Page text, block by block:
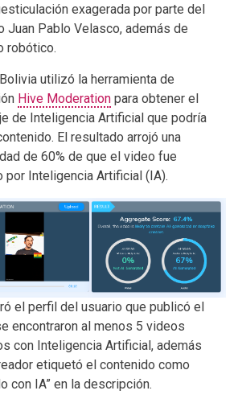
exagerada por parte del
Juan Pablo Velasco, además de
robótico.
utilizó la herramienta de
Hive Moderation para obtener el
de Inteligencia Artificial que podría
El resultado arrojó una
de 60% de que el video fue
por Inteligencia Artificial (IA).
el perfil del usuario que publicó el
encontraron al menos 5 videos
con Inteligencia Artificial, además
etiquetó el contenido como
con IA” en la descripción.